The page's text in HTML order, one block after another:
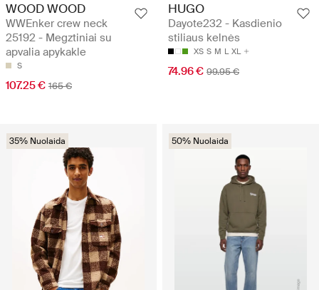
WOOD WOOD
WWEnker crew neck
25192 - Megztiniai su
apvalia apykakle
S
107.25 € 165 €
HUGO
Dayote232 - Kasdienio
stiliaus kelnės
XS S M L XL
74.96 € 99.95 €
35% Nuolaida 50% Nuolaida